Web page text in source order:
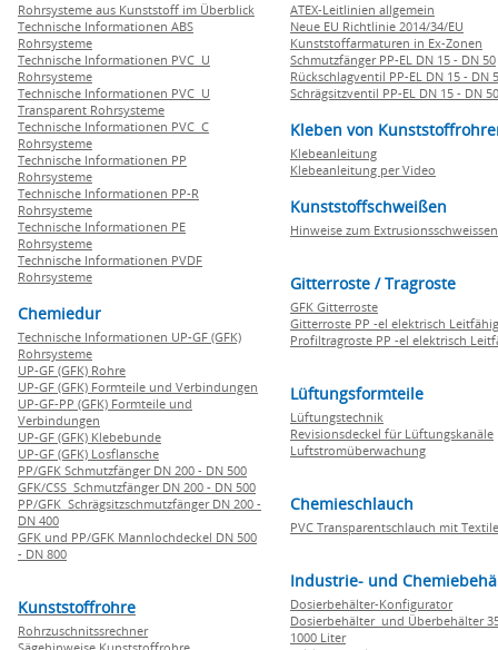
Rohrsysteme aus Kunststoff im Überblick
Technische Informationen ABS
Rohrsysteme
Technische Informationen PVC U
Rohrsysteme
Technische Informationen PVC U
Transparent Rohrsysteme
Technische Informationen PVC C
Rohrsysteme
Technische Informationen PP
Rohrsysteme
Technische Informationen PP-R
Rohrsysteme
Technische Informationen PE
Rohrsysteme
Technische Informationen PVDF
Rohrsysteme
Chemiedur
Technische Informationen UP-GF (GFK)
Rohrsysteme
UP-GF (GFK) Rohre
UP-GF (GFK) Formteile und Verbindungen
UP-GF-PP (GFK) Formteile und
Verbindungen
UP-GF (GFK) Klebebunde
UP-GF (GFK) Losflansche
PP/GFK Schmutzfänger DN 200 - DN 500
GFK/CSS Schmutzfänger DN 200 - DN 500
PP/GFK Schrägsitzschmutzfänger DN 200 -
DN 400
GFK und PP/GFK Mannlochdeckel DN 500
- DN 800
Kunststoffrohre
Rohrzuschnitssrechner
ATEX-Leitlinien allgemein
Neue EU Richtlinie 2014/34/EU
Kunststoffarmaturen in Ex-Zonen
Schmutzfänger PP-EL DN 15 - DN 50
Rückschlagventil PP-EL DN 15 - DN
Schrägsitzventil PP-EL DN 15 - DN 50
Kleben von
Klebeanleitung
Klebeanleitung per Video
Kunststoffschweißen
Hinweise zum Extrusionsschweissen
Gitterroste / Tragroste
GFK Gitterroste
Gitterroste PP -el elektrisch Leitfähig
Profiltragroste PP -el elektrisch
Lüftungsformteile
Lüftungstechnik
Revisionsdeckel für Lüftungskanäle
Luftstromüberwachung
Chemieschlauch
PVC Transparentschlauch mit
Industrie- und
Dosierbehälter-Konfigurator
Dosierbehälter und Überbehälter
1000 Liter